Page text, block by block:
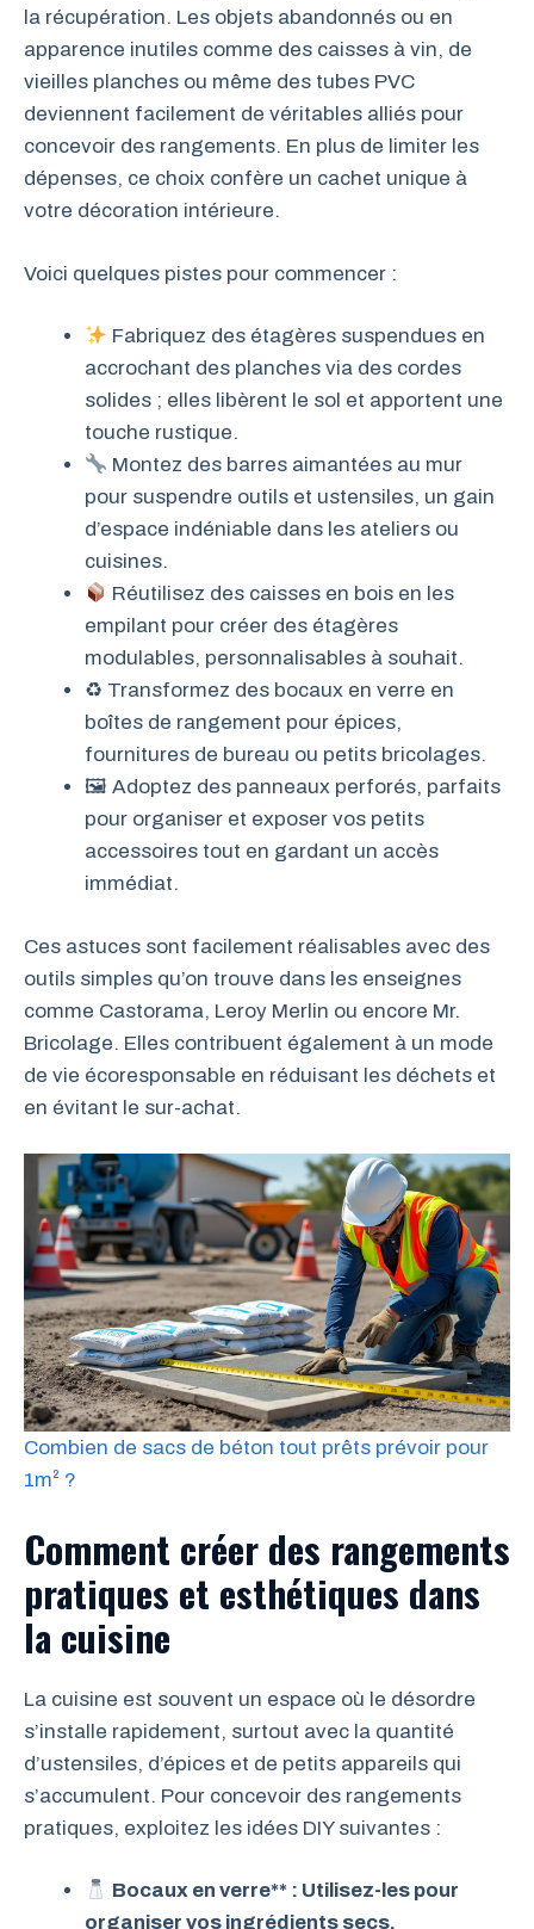
la récupération. Les objets abandonnés ou en
apparence inutiles comme des caisses à vin, de
vieilles planches ou même des tubes PVC
deviennent facilement de véritables alliés pour
concevoir des rangements. En plus de limiter les
dépenses, ce choix confère un cachet unique à
votre décoration intérieure.
Voici quelques pistes pour commencer :
Fabriquez des étagères suspendues en
accrochant des planches via des cordes
solides ; elles libèrent le sol et apportent une
touche rustique.
Montez des barres aimantées au mur
pour suspendre outils et ustensiles, un gain
d’espace indéniable dans les ateliers ou
cuisines.
Réutilisez des caisses en bois en les
empilant pour créer des étagères
modulables, personnalisables à souhait.
♻ Transformez des bocaux en verre en
boîtes de rangement pour épices,
fournitures de bureau ou petits bricolages.
🖼 Adoptez des panneaux perforés, parfaits
pour organiser et exposer vos petits
accessoires tout en gardant un accès
immédiat.
Ces astuces sont facilement réalisables avec des
outils simples qu’on trouve dans les enseignes
comme Castorama, Leroy Merlin ou encore Mr.
Bricolage. Elles contribuent également à un mode
de vie écoresponsable en réduisant les déchets et
en évitant le sur-achat.
Combien de sacs de béton tout prêts prévoir pour
1m² ?
Comment créer des rangements
pratiques et esthétiques dans
la cuisine
La cuisine est souvent un espace où le désordre
s’installe rapidement, surtout avec la quantité
d’ustensiles, d’épices et de petits appareils qui
s’accumulent. Pour concevoir des rangements
pratiques, exploitez les idées DIY suivantes :
Bocaux en verre** : Utilisez-les pour
organiser vos ingrédients secs.